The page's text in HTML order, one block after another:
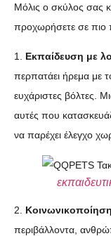
Μόλις ο σκύλος σας
προχωρήσετε σε πιο
1. Εκπαίδευση με
περπατάει ήρεμα με
ευχάριστες βόλτες.
αυτές που
να παρέχει έλεγχο
2. Κοινωνικοποίηση
περιβάλλοντα,